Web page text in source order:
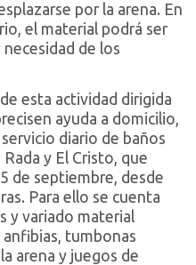
por la arena. En
el material podrá ser
de los
esta actividad dirigida
ayuda a domicilio,
diario de baños
y El Cristo, que
de septiembre, desde
Para ello se cuenta
y variado material
tumbonas
arena y juegos de